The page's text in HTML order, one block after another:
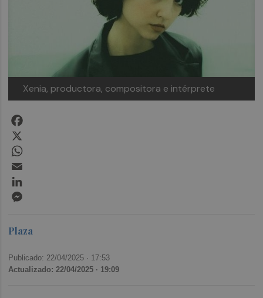
Xenia, productora, compositora e intérprete
Plaza
Publicado: 22/04/2025 · 17:53
Actualizado: 22/04/2025 · 19:09